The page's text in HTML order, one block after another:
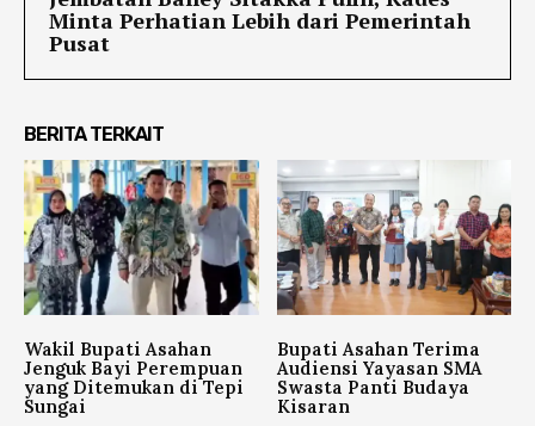
Minta Perhatian Lebih dari Pemerintah
Pusat
BERITA TERKAIT
Wakil Bupati Asahan
Jenguk Bayi Perempuan
yang Ditemukan di Tepi
Sungai
Bupati Asahan Terima
Audiensi Yayasan SMA
Swasta Panti Budaya
Kisaran